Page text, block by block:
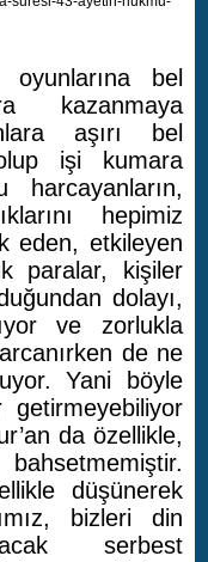
bel
kazanmaya
aşırı bel
işi kumara
harcayanların,
hepimiz
eden, etkileyen
paralar, kişiler
dolayı,
ve zorlukla
de ne
Yani böyle
da özellikle,
düşünerek
bizleri din
serbest